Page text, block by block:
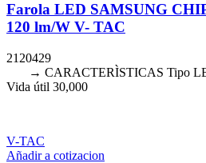
Farola LED SAMSUNG
120 lm/W V- TAC
2120429
→ CARACTERÌSTICAS Tipo
Vida útil 30,000
V-TAC
Añadir a cotizacion